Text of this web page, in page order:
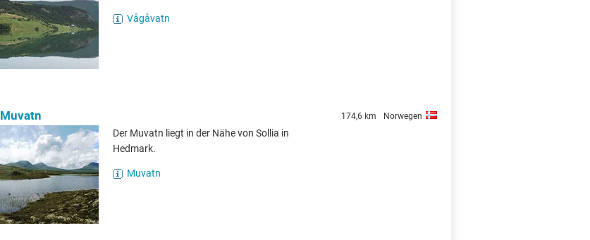
Vågåvatn
Muvatn 174,6 km Norwegen
Der Muvatn liegt in der Nähe von Sollia in
Hedmark.
Muvatn